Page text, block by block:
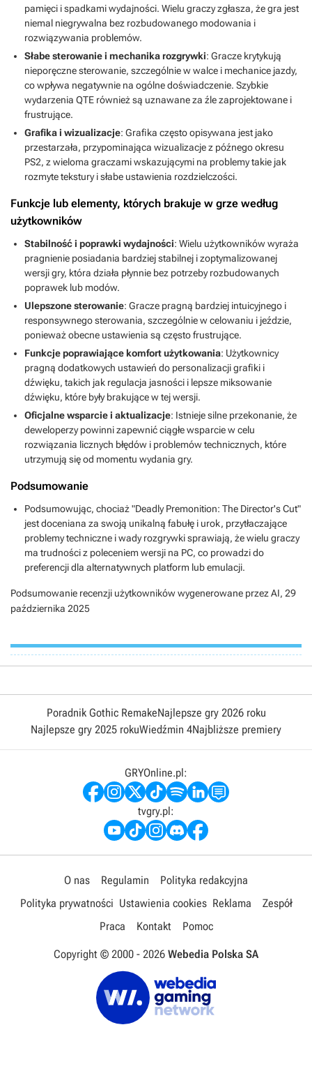
pamięci i spadkami wydajności. Wielu graczy zgłasza, że gra jest
niemal niegrywalna bez rozbudowanego modowania i
rozwiązywania problemów.
Słabe sterowanie i mechanika rozgrywki: Gracze krytykują
nieporęczne sterowanie, szczególnie w walce i mechanice jazdy,
co wpływa negatywnie na ogólne doświadczenie. Szybkie
wydarzenia QTE również są uznawane za źle zaprojektowane i
frustrujące.
Grafika i wizualizacje: Grafika często opisywana jest jako
przestarzała, przypominająca wizualizacje z późnego okresu
PS2, z wieloma graczami wskazującymi na problemy takie jak
rozmyte tekstury i słabe ustawienia rozdzielczości.
Funkcje lub elementy, których brakuje w grze według
użytkowników
Stabilność i poprawki wydajności: Wielu użytkowników wyraża
pragnienie posiadania bardziej stabilnej i zoptymalizowanej
wersji gry, która działa płynnie bez potrzeby rozbudowanych
poprawek lub modów.
Ulepszone sterowanie: Gracze pragną bardziej intuicyjnego i
responsywnego sterowania, szczególnie w celowaniu i jeździe,
ponieważ obecne ustawienia są często frustrujące.
Funkcje poprawiające komfort użytkowania: Użytkownicy
pragną dodatkowych ustawień do personalizacji grafiki i
dźwięku, takich jak regulacja jasności i lepsze miksowanie
dźwięku, które były brakujące w tej wersji.
Oficjalne wsparcie i aktualizacje: Istnieje silne przekonanie, że
deweloperzy powinni zapewnić ciągłe wsparcie w celu
rozwiązania licznych błędów i problemów technicznych, które
utrzymują się od momentu wydania gry.
Podsumowanie
Podsumowując, chociaż "Deadly Premonition: The Director's Cut"
jest doceniana za swoją unikalną fabułę i urok, przytłaczające
problemy techniczne i wady rozgrywki sprawiają, że wielu graczy
ma trudności z poleceniem wersji na PC, co prowadzi do
preferencji dla alternatywnych platform lub emulacji.
Podsumowanie recenzji użytkowników wygenerowane przez AI, 29
października 2025
Poradnik Gothic RemakeNajlepsze gry 2026 roku
Najlepsze gry 2025 rokuWiedźmin 4Najbliższe premiery
GRYOnline.pl:
tvgry.pl:
O nas Regulamin
Polityka redakcyjna
Polityka prywatności Ustawienia cookies Reklama
Zespół
Praca
Kontakt Pomoc
Copyright © 2000 - 2026 Webedia Polska SA